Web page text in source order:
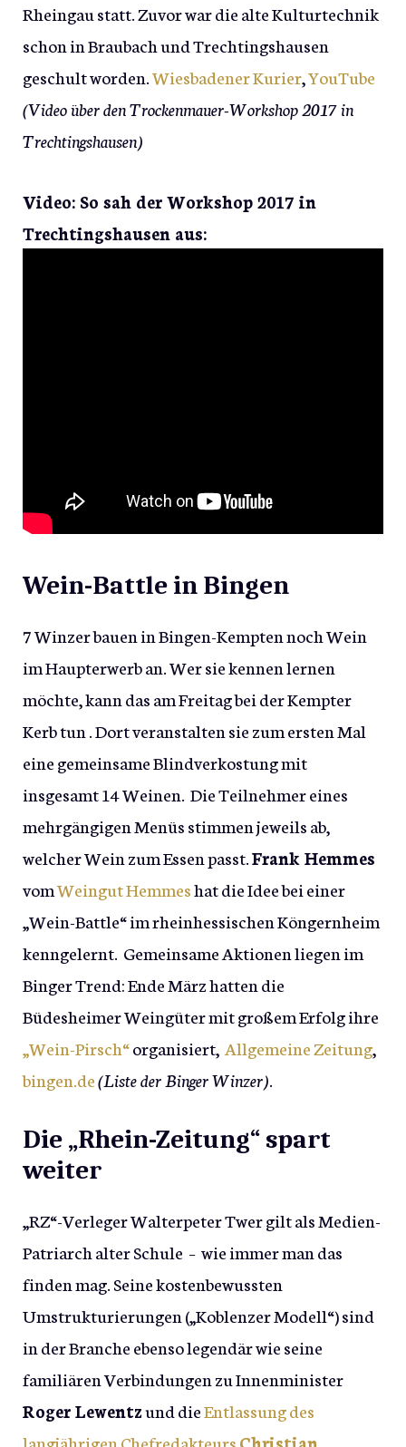
Rheingau statt. Zuvor war die alte Kulturtechnik
schon in Braubach und Trechtingshausen
geschult worden.Wiesbadener Kurier,YouTube
(Video über den Trockenmauer-Workshop 2017 in
Trechtingshausen)
Video: So sah der Workshop 2017 in
Trechtingshausen aus:
Wein-Battle in Bingen
7 Winzer bauen in Bingen-Kempten noch Wein
im Haupterwerb an. Wer sie kennen lernen
möchte, kann das am Freitag bei der Kempter
Kerb tun . Dort veranstalten sie zum ersten Mal
eine gemeinsame Blindverkostung mit
insgesamt 14 Weinen. Die Teilnehmer eines
mehrgängigen Menüs stimmen jeweils ab,
welcher Wein zum Essen passt.Frank Hemmes
vomWeingut Hemmeshat die Idee bei einer
„Wein-Battle“ im rheinhessischen Köngernheim
kenngelernt. Gemeinsame Aktionen liegen im
Binger Trend: Ende März hatten die
Büdesheimer Weingüter mit großem Erfolg ihre
„Wein-Pirsch“organisiert, Allgemeine Zeitung,
bingen.de(Liste der Binger Winzer).
Die „Rhein-Zeitung“ spart
weiter
„RZ“-Verleger Walterpeter Twer gilt als Medien-
Patriarch alter Schule – wie immer man das
finden mag. Seine kostenbewussten
Umstrukturierungen („Koblenzer Modell“) sind
in der Branche ebenso legendär wie seine
familiären Verbindungen zu Innenminister
Roger Lewentzund dieEntlassung des
langjährigen ChefredakteursChristian